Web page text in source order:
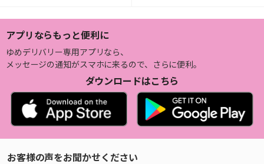
アプリならもっと便利に
ゆめデリバリー専用アプリなら、
メッセージの通知がスマホに来るので、さらに便利。
ダウンロードはこちら
お客様の声をお聞かせください